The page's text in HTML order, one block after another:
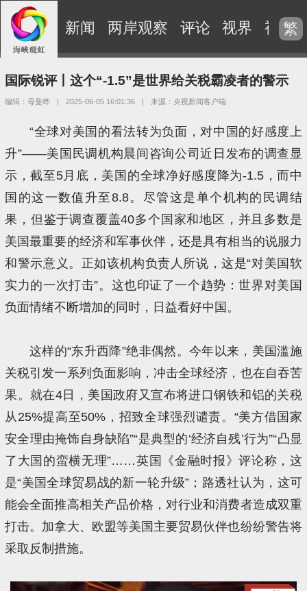
新闻 两岸观察 评论 视界 视频
繁
国际锐评丨这个“-1.5”是世界给关税霸凌者的警示
编辑：母曼晔 | 2025-06-05 16:01:36 | 来源：央视新闻客户端
“全球对美国的看法转为负面，对中国的好感度上
升”——美国民调机构晨间咨询公司近日发布的调查显
示，截至5月底，美国的全球净好感度降为-1.5，而中
国的这一数值升至8.8。尽管这是单个机构的民调结
果，但鉴于调查覆盖40多个国家和地区，并且多数是
美国最重要的经济和军事伙伴，还是具有相当的说服力
和警示意义。正如该机构负责人所说，这是“对美国软
实力的一次打击”。这也印证了一个趋势：世界对美国
负面情绪不断增加的同时，日益看好中国。
这样的“东升西降”绝非偶然。今年以来，美国滥施
关税引发一系列负面影响，冲击全球经济，也在自吞苦
果。就在4日，美国政府又宣布将进口钢铁和铝的关税
从25%提高至50%，招致全球强烈谴责。“美方借国家
安全理由掩饰自身缺陷”“是典型的‘经济自残’行为”“凸显
了大国的蛮横无理”……英国《金融时报》评论称，这
是“美国全球贸易战的新一轮升级”；路透社认为，这可
能会全面推高相关产品价格，对行业和消费者造成双重
打击。加拿大、欧盟等美国主要贸易伙伴也纷纷警告将
采取反制措施。